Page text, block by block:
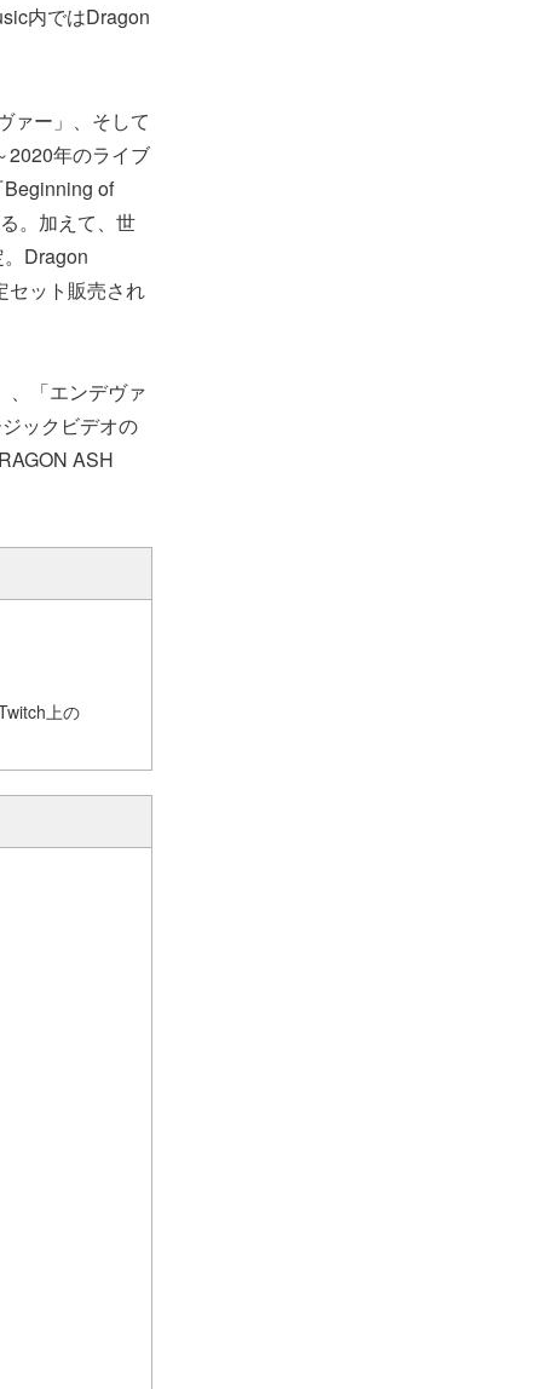
内ではDragon
ァー」、そして
2020年のライブ
of
。加えて、世
Dragon
セット販売され
、「エンデヴァ
ックビデオの
ASH
上の